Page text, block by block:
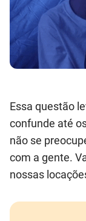
Essa questão
confunde até
não se
com a gente.
nossas